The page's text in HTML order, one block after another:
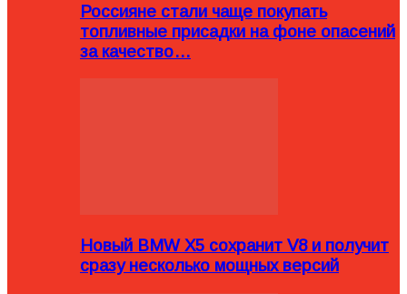
Россияне стали чаще покупать
топливные присадки на фоне опасений
за качество…
Новый BMW X5 сохранит V8 и получит
сразу несколько мощных версий